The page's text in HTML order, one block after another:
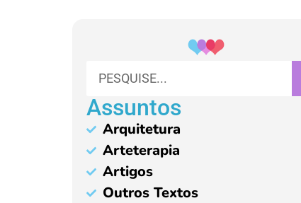
Assuntos
Arquitetura
Arteterapia
Artigos
Outros Textos